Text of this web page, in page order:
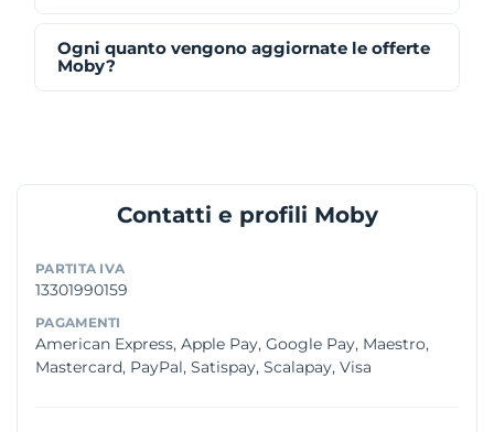
Ogni quanto vengono aggiornate le offerte
Moby?
Contatti e profili Moby
PARTITA IVA
13301990159
PAGAMENTI
American Express, Apple Pay, Google Pay, Maestro,
Mastercard, PayPal, Satispay, Scalapay, Visa